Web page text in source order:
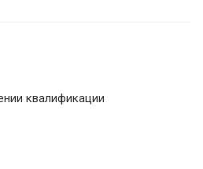
квалификации